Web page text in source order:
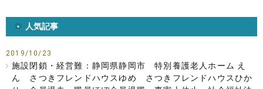
人気記事
2019/10/23
施設閉鎖・経営難：静岡県静岡市 特別養護老人ホーム え
ん さつきフレンドハウスゆめ さつきフレンドハウスひか